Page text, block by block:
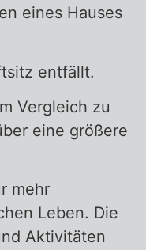
eines Hauses
entfällt.
Vergleich zu
eine größere
mehr
Leben. Die
Aktivitäten